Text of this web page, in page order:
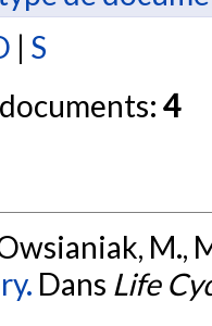
| S
4
M.,
Dans Life